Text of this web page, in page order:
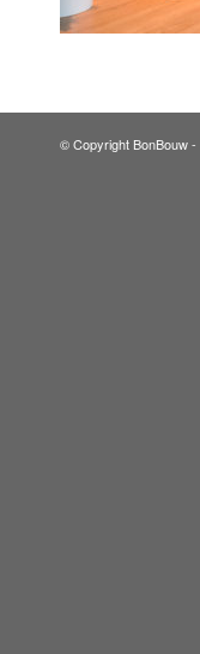
© Copyright BonBouw -